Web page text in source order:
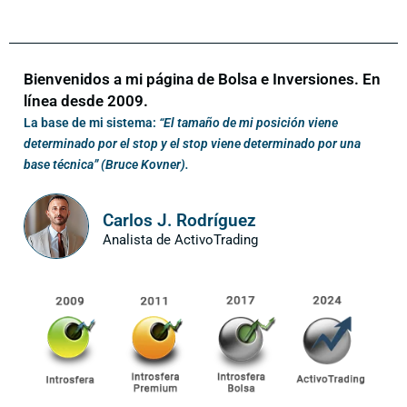
Bienvenidos a mi página de Bolsa e Inversiones. En
línea desde 2009.
La base de mi sistema: “El tamaño de mi posición viene
determinado por el stop y el stop viene determinado por una
base técnica” (Bruce Kovner).
Carlos J. Rodríguez
Analista de ActivoTrading